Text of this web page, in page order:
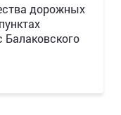
дорожных
Балаковского